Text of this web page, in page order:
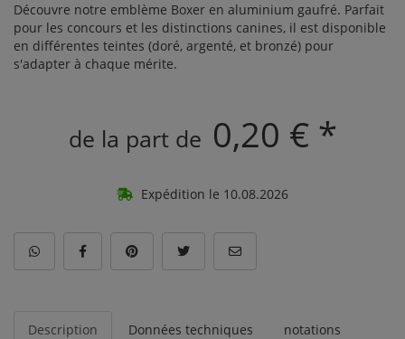
Découvre notre emblème Boxer en aluminium gaufré. Parfait
pour les concours et les distinctions canines, il est disponible
en différentes teintes (doré, argenté, et bronzé) pour
s'adapter à chaque mérite.
de la part de 0,20 € *
Expédition le 10.08.2026
Description Données techniques notations